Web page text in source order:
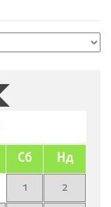
Сб Нд
1
2